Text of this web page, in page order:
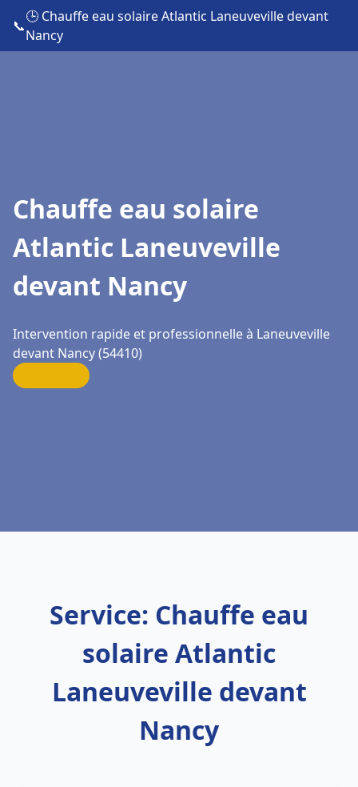
📞
🕒 Chauffe eau solaire Atlantic Laneuveville devant
Nancy
Chauffe eau solaire
Atlantic Laneuveville
devant Nancy
Intervention rapide et professionnelle à Laneuveville
devant Nancy (54410)
Service: Chauffe eau
solaire Atlantic
Laneuveville devant
Nancy